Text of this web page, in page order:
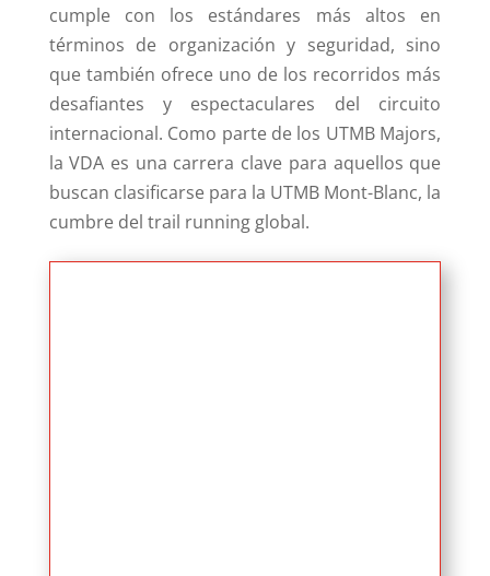
cumple con los estándares más altos en
términos de organización y seguridad, sino
que también ofrece uno de los recorridos más
desafiantes y espectaculares del circuito
internacional. Como parte de los UTMB Majors,
la VDA es una carrera clave para aquellos que
buscan clasificarse para la UTMB Mont-Blanc, la
cumbre del trail running global.